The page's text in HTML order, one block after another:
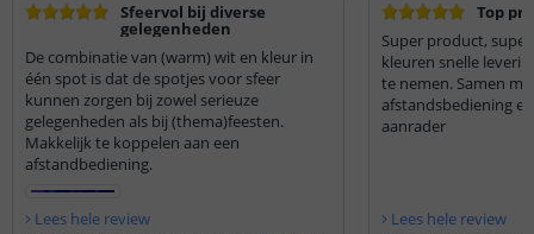
Sfeervol bij diverse
gelegenheden
De combinatie van (warm) wit en kleur in
één spot is dat de spotjes voor sfeer
kunnen zorgen bij zowel serieuze
gelegenheden als bij (thema)feesten.
Makkelijk te koppelen aan een
afstandbediening.
Lees hele review
Top
Super product,
kleuren snelle
te nemen. Samen
afstandsbediening
aanrader
Lees hele review